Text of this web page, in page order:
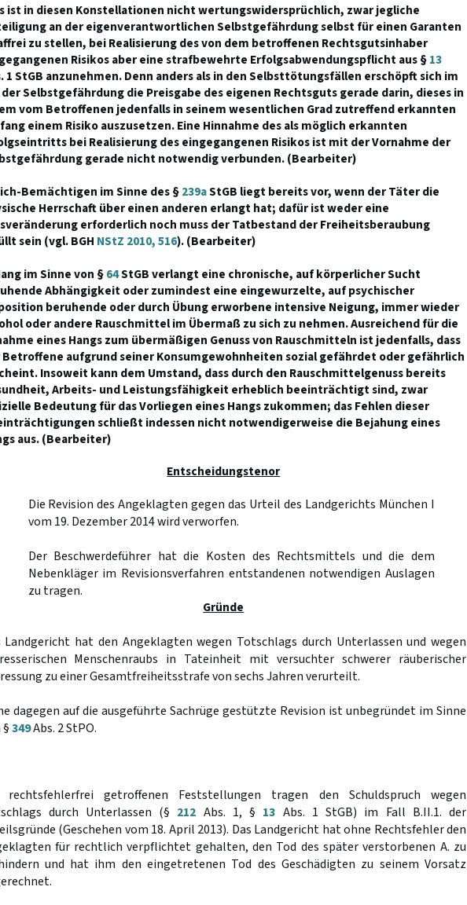
ist in diesen Konstellationen nicht wertungswidersprüchlich, zwar jegliche
an der eigenverantwortlichen Selbstgefährdung selbst für einen Garanten
zu stellen, bei Realisierung des von dem betroffenen Rechtsgutsinhaber
Risikos aber eine strafbewehrte Erfolgsabwendungspflicht aus §13
1 StGB anzunehmen. Denn anders als in den Selbsttötungsfällen erschöpft sich im
der Selbstgefährdung die Preisgabe des eigenen Rechtsguts gerade darin, dieses in
vom Betroffenen jedenfalls in seinem wesentlichen Grad zutreffend erkannten
einem Risiko auszusetzen. Eine Hinnahme des als möglich erkannten
bei Realisierung des eingegangenen Risikos ist mit der Vornahme der
gerade nicht notwendig verbunden. (Bearbeiter)
Bemächtigen im Sinne des §239aStGB liegt bereits vor, wenn der Täter die
Herrschaft über einen anderen erlangt hat; dafür ist weder eine
erforderlich noch muss der Tatbestand der Freiheitsberaubung
sein (vgl. BGH NStZ 2010, 516). (Bearbeiter)
im Sinne von §64StGB verlangt eine chronische, auf körperlicher Sucht
Abhängigkeit oder zumindest eine eingewurzelte, auf psychischer
beruhende oder durch Übung erworbene intensive Neigung, immer wieder
oder andere Rauschmittel im Übermaß zu sich zu nehmen. Ausreichend für die
eines Hangs zum übermäßigen Genuss von Rauschmitteln ist jedenfalls, dass
Betroffene aufgrund seiner Konsumgewohnheiten sozial gefährdet oder gefährlich
Insoweit kann dem Umstand, dass durch den Rauschmittelgenuss bereits
Arbeits- und Leistungsfähigkeit erheblich beeinträchtigt sind, zwar
Bedeutung für das Vorliegen eines Hangs zukommen; das Fehlen dieser
schließt indessen nicht notwendigerweise die Bejahung eines
aus. (Bearbeiter)
Entscheidungstenor
Die Revision des Angeklagten gegen das Urteil des Landgerichts München I
vom 19. Dezember 2014 wird verworfen.
Der Beschwerdeführer hat die Kosten des Rechtsmittels und die dem
Nebenkläger im Revisionsverfahren entstandenen notwendigen Auslagen
zu tragen.
Gründe
Landgericht hat den Angeklagten wegen Totschlags durch Unterlassen und wegen
Menschenraubs in Tateinheit mit versuchter schwerer räuberischer
zu einer Gesamtfreiheitsstrafe von sechs Jahren verurteilt.
dagegen auf die ausgeführte Sachrüge gestützte Revision ist unbegründet im Sinne
349Abs. 2 StPO.
rechtsfehlerfrei getroffenen Feststellungen tragen den Schuldspruch wegen
durch Unterlassen (§ 212 Abs. 1, § 13 Abs. 1 StGB) im Fall B.II.1. der
(Geschehen vom 18. April 2013). Das Landgericht hat ohne Rechtsfehler den
für rechtlich verpflichtet gehalten, den Tod des später verstorbenen A. zu
und hat ihm den eingetretenen Tod des Geschädigten zu seinem Vorsatz